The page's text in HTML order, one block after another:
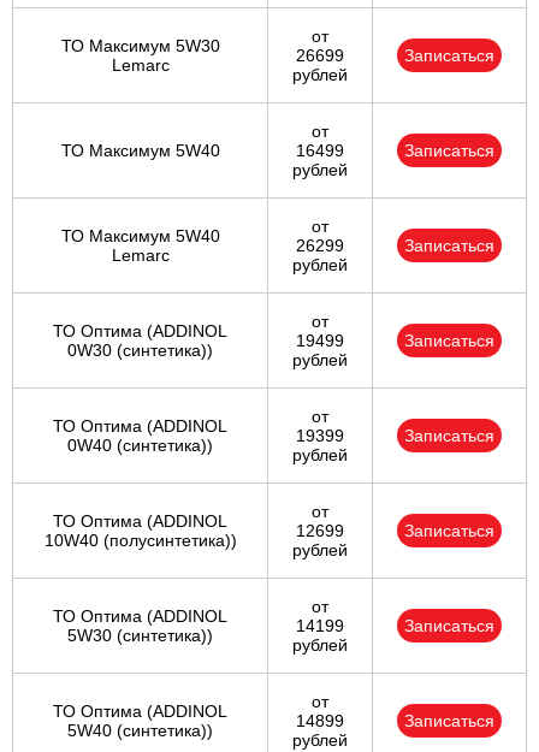
ТО Максимум 5W30
Lemarc
от
26699
рублей
Записаться
ТО Максимум 5W40
от
16499
рублей
Записаться
ТО Максимум 5W40
Lemarc
от
26299
рублей
Записаться
ТО Оптима (ADDINOL
0W30 (синтетика))
от
19499
рублей
Записаться
ТО Оптима (ADDINOL
0W40 (синтетика))
от
19399
рублей
Записаться
ТО Оптима (ADDINOL
10W40 (полусинтетика))
от
12699
рублей
Записаться
ТО Оптима (ADDINOL
5W30 (синтетика))
от
14199
рублей
Записаться
ТО Оптима (ADDINOL
5W40 (синтетика))
от
14899
рублей
Записаться